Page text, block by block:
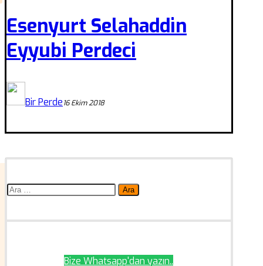
Esenyurt Selahaddin
Eyyubi Perdeci
Bir Perde16 Ekim 2018
Arama:
Bize Whatsapp'dan yazın..